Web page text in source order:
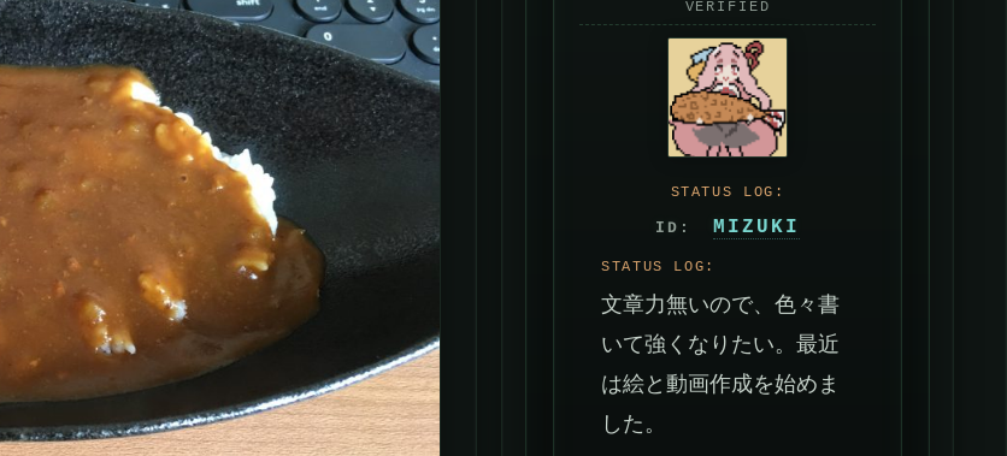
MIZUKI
文章力無いので、色々書
いて強くなりたい。最近
は絵と動画作成を始めま
した。